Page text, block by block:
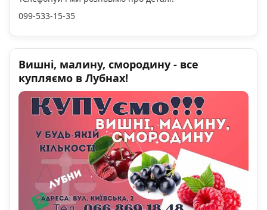
099-533-15-35
Вишні, малину, смородину - все
купляємо в Лубнах!